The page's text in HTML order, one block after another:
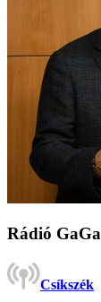
Rádió GaGa
Csíkszék